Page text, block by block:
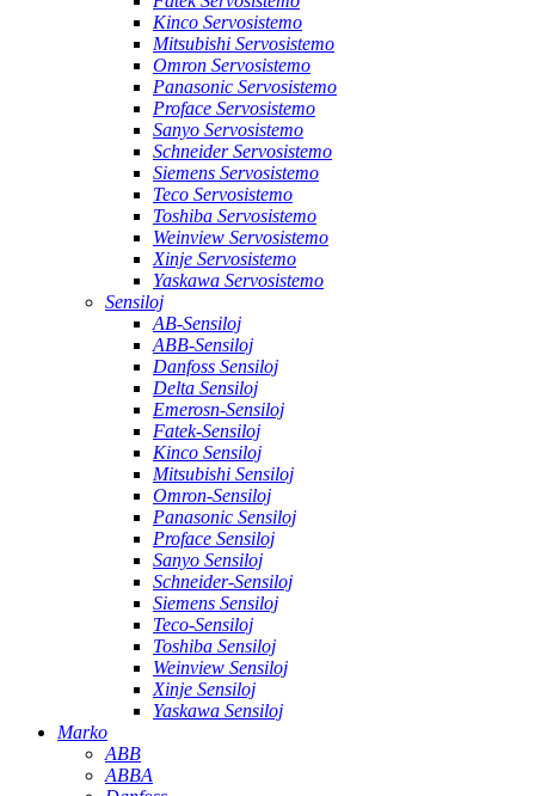
Kinco Servosistemo
Mitsubishi Servosistemo
Omron Servosistemo
Panasonic Servosistemo
Proface Servosistemo
Sanyo Servosistemo
Schneider Servosistemo
Siemens Servosistemo
Teco Servosistemo
Toshiba Servosistemo
Weinview Servosistemo
Xinje Servosistemo
Yaskawa Servosistemo
Sensiloj
AB-Sensiloj
ABB-Sensiloj
Danfoss Sensiloj
Delta Sensiloj
Emerosn-Sensiloj
Fatek-Sensiloj
Kinco Sensiloj
Mitsubishi Sensiloj
Omron-Sensiloj
Panasonic Sensiloj
Proface Sensiloj
Sanyo Sensiloj
Schneider-Sensiloj
Siemens Sensiloj
Teco-Sensiloj
Toshiba Sensiloj
Weinview Sensiloj
Xinje Sensiloj
Yaskawa Sensiloj
Marko
ABB
ABBA